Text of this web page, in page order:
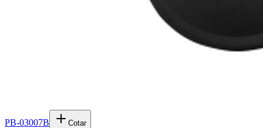
PB-03007B Cotar